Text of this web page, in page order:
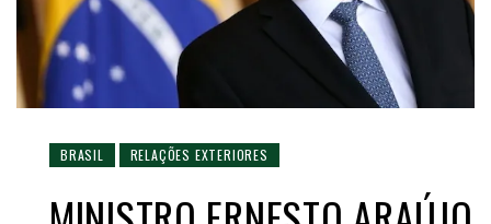
BRASIL RELAÇÕES EXTERIORES